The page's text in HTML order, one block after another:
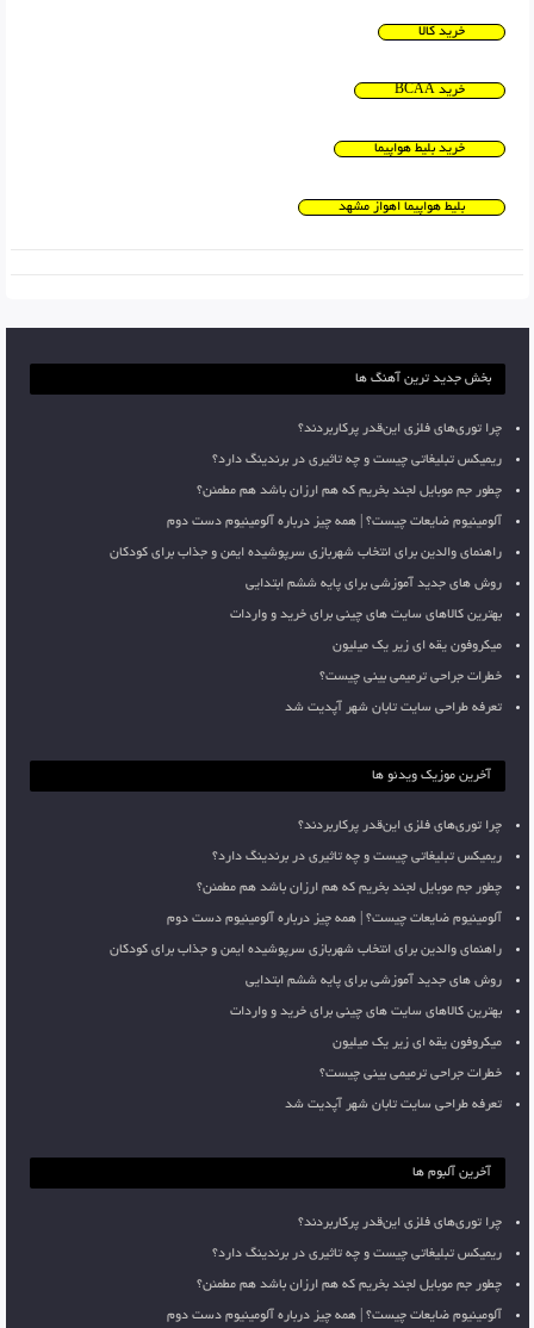
خرید کالا
خرید BCAA
خرید بلیط هواپیما
بلیط هواپیما اهواز مشهد
بخش جدید ترین آهنگ ها
چرا توری‌های فلزی این‌قدر پرکاربردند؟
ریمیکس تبلیغاتی چیست و چه تاثیری در برندینگ دارد؟
چطور جم موبایل لجند بخریم که هم ارزان باشد هم مطمئن؟
آلومینیوم ضایعات چیست؟ | همه چیز درباره آلومینیوم دست دوم
راهنمای والدین برای انتخاب شهربازی سرپوشیده ایمن و جذاب برای کودکان
روش های جدید آموزشی برای پایه ششم ابتدایی
بهترین کالاهای سایت های چینی برای خرید و واردات
میکروفون یقه ای زیر یک میلیون
خطرات جراحی ترمیمی بینی چیست؟
تعرفه طراحی سایت تابان شهر آپدیت شد
آخرین موزیک ویدئو ها
چرا توری‌های فلزی این‌قدر پرکاربردند؟
ریمیکس تبلیغاتی چیست و چه تاثیری در برندینگ دارد؟
چطور جم موبایل لجند بخریم که هم ارزان باشد هم مطمئن؟
آلومینیوم ضایعات چیست؟ | همه چیز درباره آلومینیوم دست دوم
راهنمای والدین برای انتخاب شهربازی سرپوشیده ایمن و جذاب برای کودکان
روش های جدید آموزشی برای پایه ششم ابتدایی
بهترین کالاهای سایت های چینی برای خرید و واردات
میکروفون یقه ای زیر یک میلیون
خطرات جراحی ترمیمی بینی چیست؟
تعرفه طراحی سایت تابان شهر آپدیت شد
آخرین آلبوم ها
چرا توری‌های فلزی این‌قدر پرکاربردند؟
ریمیکس تبلیغاتی چیست و چه تاثیری در برندینگ دارد؟
چطور جم موبایل لجند بخریم که هم ارزان باشد هم مطمئن؟
آلومینیوم ضایعات چیست؟ | همه چیز درباره آلومینیوم دست دوم